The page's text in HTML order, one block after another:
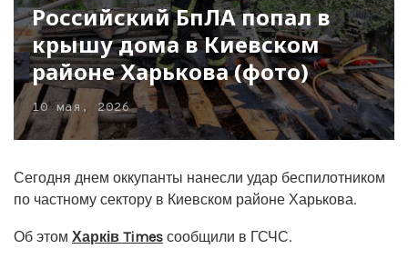
Российский БпЛА попал в
крышу дома в Киевском
районе Харькова (фото)
10 мая, 2026
Сегодня днем оккупанты нанесли удар беспилотником
по частному сектору в Киевском районе Харькова.
Об этом Харків Times сообщили в ГСЧС.